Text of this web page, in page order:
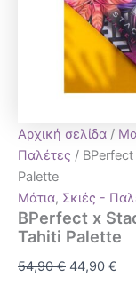
Αρχική σελίδα /
Παλέτες /
Palette
Μάτια, Σκιές -
BPerfect x
Tahiti Palette
54,90€ 44,90 €